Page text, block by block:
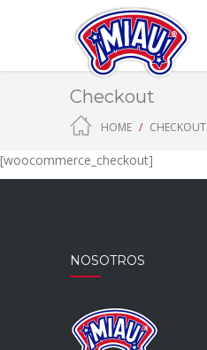
Checkout
HOME CHECKOUT
[woocommerce_checkout]
NOSOTROS